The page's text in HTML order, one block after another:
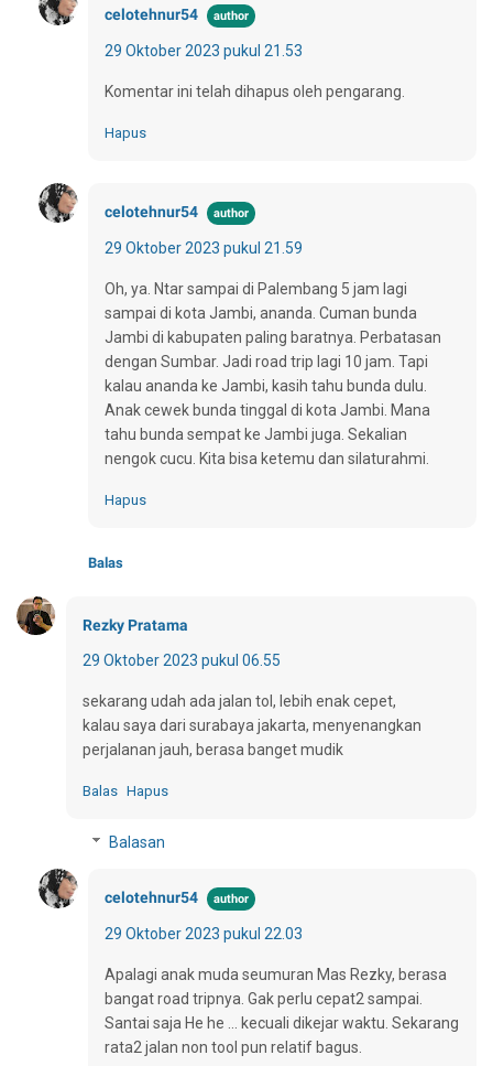
celotehnur54
29 Oktober 2023 pukul 21.53
Komentar ini telah dihapus oleh pengarang.
Hapus
celotehnur54
29 Oktober 2023 pukul 21.59
Oh, ya. Ntar sampai di Palembang 5 jam lagi
sampai di kota Jambi, ananda. Cuman bunda
Jambi di kabupaten paling baratnya. Perbatasan
dengan Sumbar. Jadi road trip lagi 10 jam. Tapi
kalau ananda ke Jambi, kasih tahu bunda dulu.
Anak cewek bunda tinggal di kota Jambi. Mana
tahu bunda sempat ke Jambi juga. Sekalian
nengok cucu. Kita bisa ketemu dan silaturahmi.
Hapus
Balas
Rezky Pratama
29 Oktober 2023 pukul 06.55
sekarang udah ada jalan tol, lebih enak cepet,
kalau saya dari surabaya jakarta, menyenangkan
perjalanan jauh, berasa banget mudik
Balas Hapus
Balasan
celotehnur54
29 Oktober 2023 pukul 22.03
Apalagi anak muda seumuran Mas Rezky, berasa
bangat road tripnya. Gak perlu cepat2 sampai.
Santai saja He he ... kecuali dikejar waktu. Sekarang
rata2 jalan non tool pun relatif bagus.